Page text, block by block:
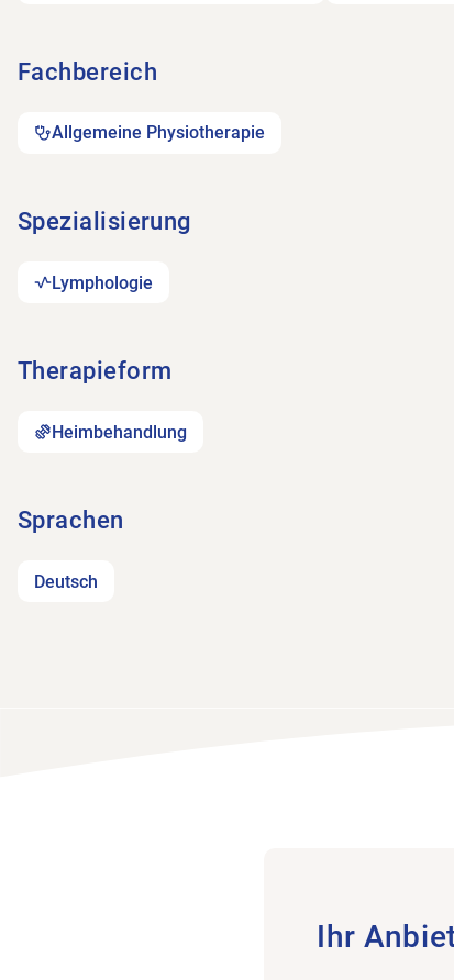
Fachbereich
Allgemeine Physiotherapie
Spezialisierung
Lymphologie
Therapieform
Heimbehandlung
Sprachen
Deutsch
Ihr